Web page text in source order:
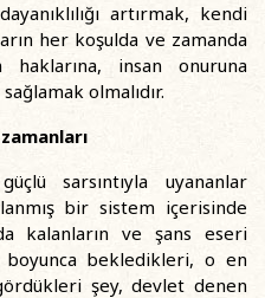
artırmak, kendi
her koşulda ve zamanda
haklarına, insan onuruna
olmalıdır.
sarsıntıyla uyananlar
bir sistem içerisinde
kalanların ve şans eseri
boyunca bekledikleri, o en
şey, devlet denen